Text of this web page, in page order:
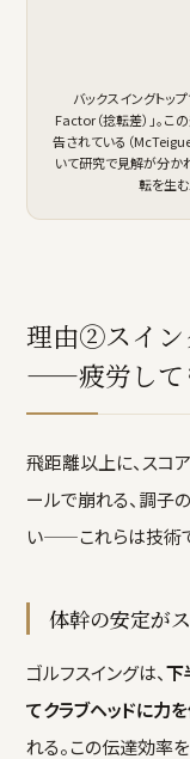
バックスイングトッ
Factor（捻転差）」。
告されている（
いて研究で見解が分か
転を生
理由②スイン
——疲労して
飛距離以上に、スコ
ールで崩れる、調子
い——これらは技術で
体幹の安定が
ゴルフスイングは、下
てクラブヘッドに力
れる。この伝達効率